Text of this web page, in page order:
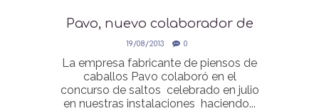
Pavo, nuevo colaborador de
la Hipica de Loyola
19/08/2013 0
La empresa fabricante de piensos de
caballos Pavo colaboró en el
concurso de saltos celebrado en julio
en nuestras instalaciones haciendo...